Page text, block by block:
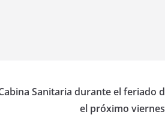
Sanitaria durante el feriado d
el próximo viernes